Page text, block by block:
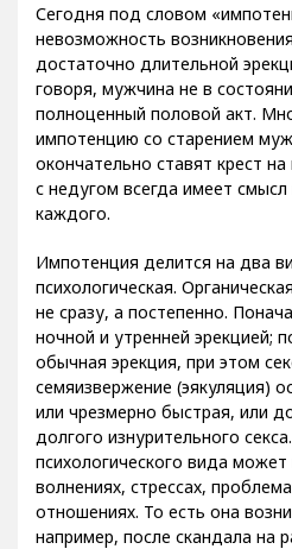
Сегодня под словом
невозможность
достаточно длительной
говоря, мужчина не в
полноценный половой акт.
импотенцию со старением
окончательно ставят крест
с недугом всегда имеет
каждого.
Импотенция делится на два
психологическая.
не сразу, а постепенно.
ночной и утренней эрекцией;
обычная эрекция, при этом
семяизвержение (эякуляция)
или чрезмерно быстрая, или
долгого изнурительного
психологического вида
волнениях, стрессах,
отношениях. То есть она
например, после скандала на